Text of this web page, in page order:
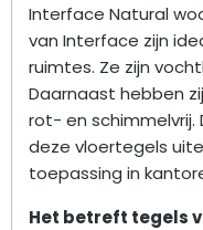
Interface Natural
van Interface zijn
ruimtes. Ze zijn
Daarnaast hebben
rot- en schimmelvrij.
deze vloertegels
toepassing in
Het betreft tegels